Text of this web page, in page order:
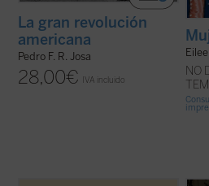
La gran revolución
americana
Pedro F. R. Josa
28,00€ IVA incluido
NO